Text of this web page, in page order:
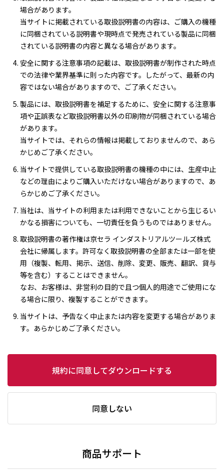
場合があります。
当サイトに掲載されている取扱説明書の内容は、ご購入の機種
に同梱されている説明書や現時点で発売されている製品に同梱
されている説明書の内容と異なる場合があります。
安全に関する注意事項の記載は、取扱説明書が制作された時点
での法律や業界基準に則った内容です。したがって、最新の内
容ではない場合がありますので、ご了承ください。
製品には、取扱説明書を補足するために、安全に関する注意事
項や正誤表など取扱説明書以外の印刷物が同梱されている場合
があります。
当サイトでは、それらの情報は掲載しておりませんので、あら
かじめご了承ください。
当サイトで提供している取扱説明書の機種の中には、生産中止
などの理由によりご購入いただけない場合がありますので、あ
らかじめご了承ください。
当社は、当サイトの利用または利用できないことから生じるい
かなる損害についても、一切責任を負うものではありません。
取扱説明書の著作権は京セラ インダストリアルツールズ株式
会社に帰属します。許可なく取扱説明書の全部または一部を使
用（複製、転用、掲示、送信、削除、変更、販売、翻訳、貸与
等を含む）することはできません。
なお、お客様は、非営利の目的で且つ個人的用途でご使用にな
る場合に限り、複製することができます。
当サイトは、予告なく中止または内容を変更する場合がありま
す。あらかじめご了承ください。
規約に同意してダウンロードする
同意しない
商品サポート